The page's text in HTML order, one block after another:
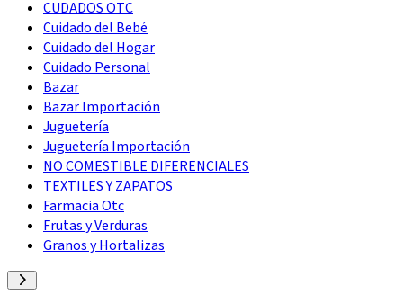
CUDADOS OTC
Cuidado del Bebé
Cuidado del Hogar
Cuidado Personal
Bazar
Bazar Importación
Juguetería
Juguetería Importación
NO COMESTIBLE DIFERENCIALES
TEXTILES Y ZAPATOS
Farmacia Otc
Frutas y Verduras
Granos y Hortalizas